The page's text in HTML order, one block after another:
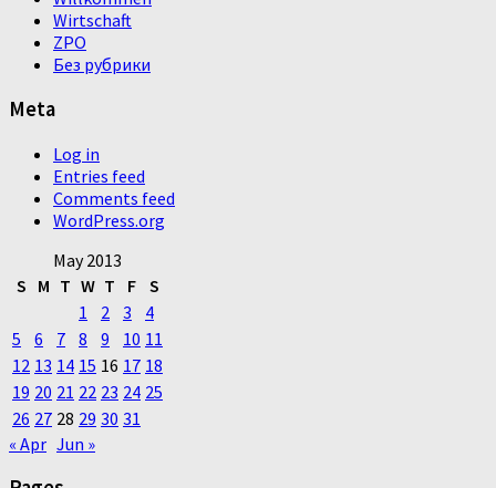
Wirtschaft
ZPO
Без рубрики
Meta
Log in
Entries feed
Comments feed
WordPress.org
May 2013
S M T W T F S
1
2 3
4
5
6 7 8 9 10 11
12 13 14 15 16 17 18
19 20 21 22 23 24 25
26 27 28 29 30 31
« Apr Jun »